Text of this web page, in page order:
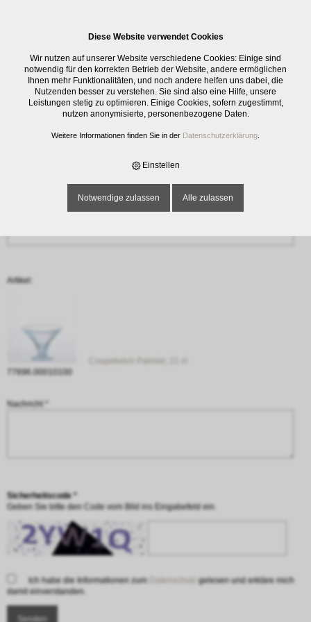
‹ Zurück
Anfrage
Name oder Firma *
Artikel:
Coupekelch Palmier, 21 cl
77696.00010100
Nachricht *
Sicherheitscode *
Geben Sie bitte den Code vom Bild ins Eingabefeld ein.
Ich habe die Informationen zum
gelesen und erkläre mich
damit einverstanden.
Diese Website verwendet Cookies
Wir nutzen auf unserer Website verschiedene Cookies: Einige sind
notwendig für den korrekten Betrieb der Website, andere ermöglichen
Ihnen mehr Funktionalitäten, und noch andere helfen uns dabei, die
Nutzenden besser zu verstehen. Sie sind also eine Hilfe, unsere
Leistungen stetig zu optimieren. Einige Cookies, sofern zugestimmt,
nutzen anonymisierte, personenbezogene Daten.
Weitere Informationen finden Sie in der Datenschutzerklärung
Einstellen
Notwendige zulassen Alle zulassen